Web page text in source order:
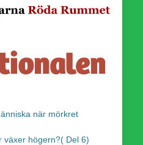
när mörkret
växer högern?( Del 6)